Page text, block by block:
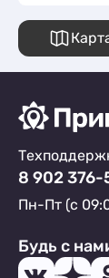
8 902
Пн-Пт (с
Будь с